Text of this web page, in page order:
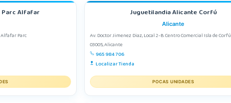
Alfafar
Parc
Juguetilandia Alicante Corfú
Alicante
Av. Doctor Jimenez Diaz, Local 2-B. Centro Comercial Isla de Corfú
03005, Alicante
965 984 706
Localizar Tienda
POCAS UNIDADES